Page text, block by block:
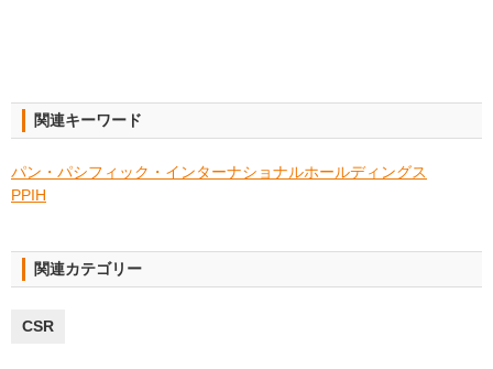
関連キーワード
パン・パシフィック・インターナショナルホールディングス
PPIH
関連カテゴリー
CSR